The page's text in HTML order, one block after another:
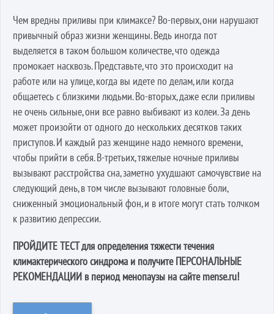
Чем вредны приливы при климаксе? Во-первых, они нарушают
привычный образ жизни женщины. Ведь иногда пот
выделяется в таком большом количестве, что одежда
промокает насквозь. Представьте, что это происходит на
работе или на улице, когда вы идете по делам, или когда
общаетесь с близкими людьми. Во-вторых, даже если приливы
не очень сильные, они все равно выбивают из колеи. За день
может произойти от одного до нескольких десятков таких
приступов. И каждый раз женщине надо немного времени,
чтобы прийти в себя. В-третьих, тяжелые ночные приливы
вызывают расстройства сна, заметно ухудшают самочувствие на
следующий день, в том числе вызывают головные боли,
сниженный эмоциональный фон, и в итоге могут стать толчком
к развитию депрессии.
ПРОЙДИТЕ ТЕСТ для определения тяжести течения
климактерического синдрома и получите ПЕРСОНАЛЬНЫЕ
РЕКОМЕНДАЦИИ в период менопаузы на сайте mense.ru!